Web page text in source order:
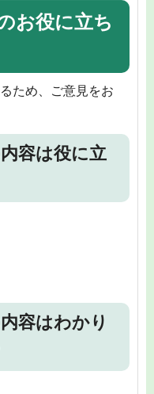
お役に立ち
ため、ご意見をお
容は役に立
容はわかり